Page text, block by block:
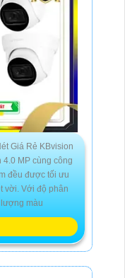
Giá Rẻ KBvision
MP cùng công
đều được tối ưu
vời. Với độ phân
màu